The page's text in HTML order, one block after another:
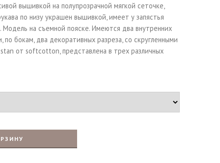
вышивкой на полупрозрачной мягкой сеточке,
по низу украшен вышивкой, имеет у запястья
на съемной пояске. Имеются два внутренних
бокам, два декоративных разреза, со скругленными
от softcotton, представлена в трех различных